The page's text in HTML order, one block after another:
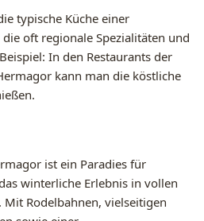
typische Küche einer
oft regionale Spezialitäten und
In den Restaurants der
kann man die köstliche
ist ein Paradies für
winterliche Erlebnis in vollen
Rodelbahnen, vielseitigen